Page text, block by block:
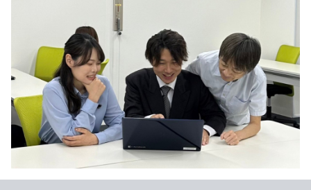
就活成功ガイド
プラン
個人向けプラン
法人向けプラン
学校向けプラン
note